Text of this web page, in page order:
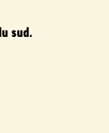
sud.